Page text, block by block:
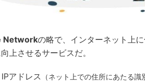
Networkの略で、インターネット上
上させるサービスだ。
アドレス （ネット上での住所にあたる識